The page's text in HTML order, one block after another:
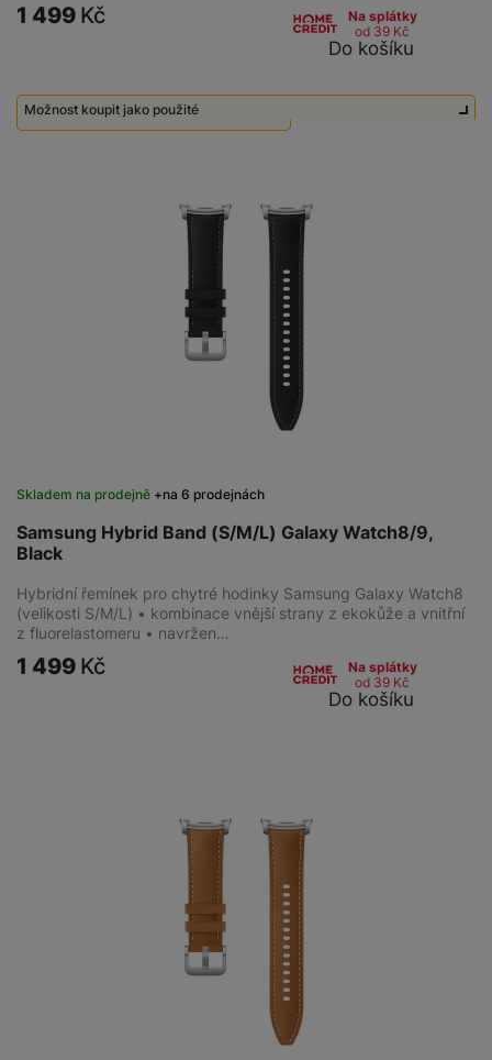
1 499 Kč
Na splátky
od 39 Kč
Do košíku
Možnost koupit jako použité
Samsung Hybrid Band (S/M/L) Galaxy Watch8/9,
Black
Skladem na prodejně na 6 prodejnách
Hybridní řemínek pro chytré hodinky Samsung Galaxy Watch8
(velikosti S/M/L) • kombinace vnější strany z ekokůže a vnitřní
z fluorelastomeru • navržen…
1 499 Kč
Na splátky
od 39 Kč
Do košíku